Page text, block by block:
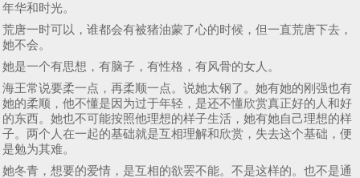
年华和时光。
荒唐一时可以，谁都会有被猪油蒙了心的时候，但一直荒唐下去，
她不会。
她是一个有思想，有脑子，有性格，有风骨的女人。
海王常说要柔一点，再柔顺一点。说她太钢了。她有她的刚强也有
她的柔顺，他不懂是因为过于年轻，是还不懂欣赏真正好的人和好
的东西。她也不可能按照他理想的样子生活，她有她自己理想的样
子。两个人在一起的基础就是互相理解和欣赏，失去这个基础，便
是勉为其难。
她冬青，想要的爱情，是互相的欲罢不能。不是这样的。也不是通